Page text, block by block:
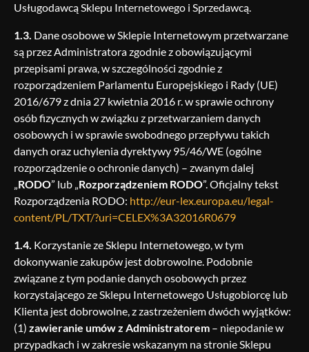
Usługodawcą Sklepu Internetowego i Sprzedawcą.
1.3. Dane osobowe w Sklepie Internetowym przetwarzane
są przez Administratora zgodnie z obowiązującymi
przepisami prawa, w szczególności zgodnie z
rozporządzeniem Parlamentu Europejskiego i Rady (UE)
2016/679 z dnia 27 kwietnia 2016 r. w sprawie ochrony
osób fizycznych w związku z przetwarzaniem danych
osobowych i w sprawie swobodnego przepływu takich
danych oraz uchylenia dyrektywy 95/46/WE (ogólne
rozporządzenie o ochronie danych) – zwanym dalej
„RODO” lub „Rozporządzeniem RODO”. Oficjalny tekst
Rozporządzenia RODO: http://eur-lex.europa.eu/legal-
content/PL/TXT/?uri=CELEX%3A32016R0679
1.4. Korzystanie ze Sklepu Internetowego, w tym
dokonywanie zakupów jest dobrowolne. Podobnie
związane z tym podanie danych osobowych przez
korzystającego ze Sklepu Internetowego Usługobiorcę lub
Klienta jest dobrowolne, z zastrzeżeniem dwóch wyjątków:
(1) zawieranie umów z Administratorem – niepodanie w
przypadkach i w zakresie wskazanym na stronie Sklepu